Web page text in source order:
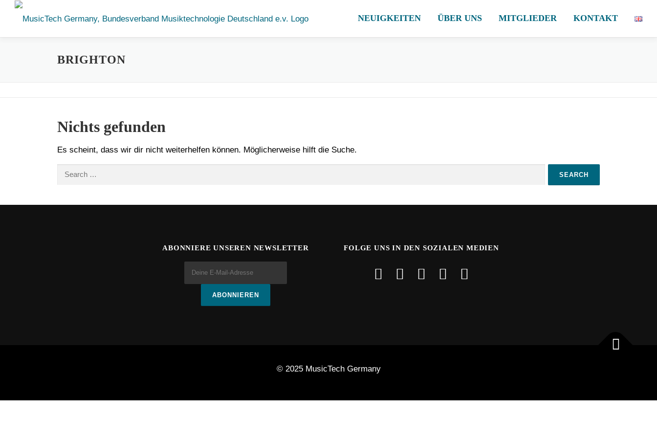
Zum
NEUIGKEITEN ÜBER UNS MITGLIEDER KONTAKT
BRIGHTON
Nichts gefunden
Es scheint, dass wir dir nicht weiterhelfen können. Möglicherweise hilft die Suche.
Search
ABONNIERE UNSEREN NEWSLETTER FOLGE UNS IN DEN SOZIALEN MEDIEN
© 2025 MusicTech Germany